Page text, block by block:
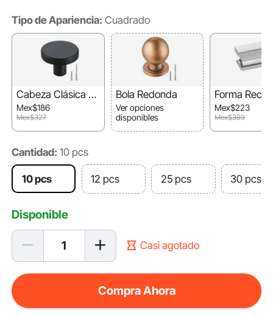
Tipo de Apariencia: Cuadrado
Cabeza Clásica en
Forma de Seta
Mex$186
Mex$327
Bola Redonda
Ver opciones
disponibles
Forma
r
Mex$223
Mex$389
Cantidad: 10 pcs
10 pcs 12 pcs 25 pcs 30 pcs
Disponible
Casi agotado
Compra Ahora